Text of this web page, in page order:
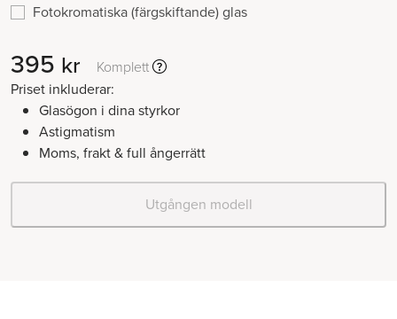
Fotokromatiska (färgskiftande) glas
395 kr
Komplett
Priset inkluderar:
Glasögon i dina styrkor
Astigmatism
Moms, frakt & full ångerrätt
Utgången modell